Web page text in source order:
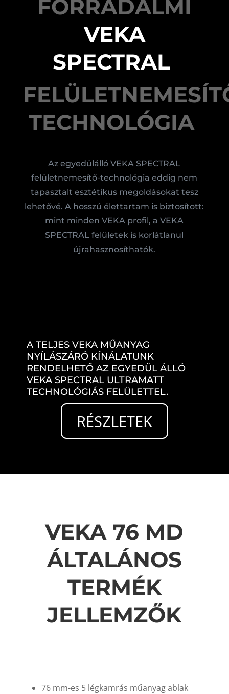
FORRADALMI
VEKA
SPECTRAL
TECHNOLÓGIA
Az egyedülálló VEKA SPECTRAL
felületnemesítő-technológia eddig nem
tapasztalt esztétikus megoldásokat tesz
lehetővé. A hosszú élettartam is biztosított:
mint minden VEKA profil, a VEKA
SPECTRAL felületek is korlátlanul
újrahasznosíthatók.
A TELJES VEKA MŰANYAG
NYÍLÁSZÁRÓ KÍNÁLATUNK
RENDELHETŐ AZ EGYEDÜL ÁLLÓ
VEKA SPECTRAL ULTRAMATT
TECHNOLÓGIÁS FELÜLETTEL.
RÉSZLETEK
VEKA 76 MD
ÁLTALÁNOS
TERMÉK
JELLEMZŐK
76 mm-es 5 légkamrás műanyag ablak